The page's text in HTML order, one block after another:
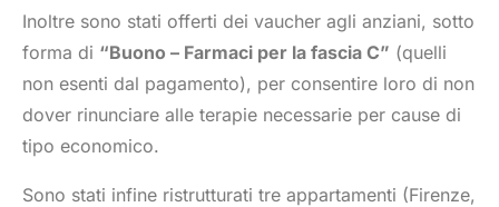
Inoltre sono stati offerti dei vaucher agli anziani, sotto
forma di “Buono – Farmaci per la fascia C” (quelli
non esenti dal pagamento), per consentire loro di non
dover rinunciare alle terapie necessarie per cause di
tipo economico.
Sono stati infine ristrutturati tre appartamenti (Firenze,